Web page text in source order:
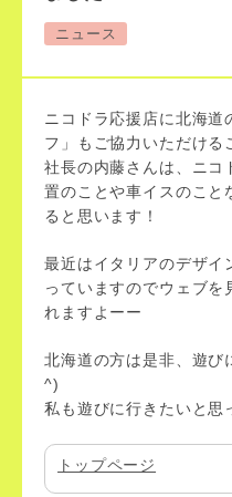
ニュース
ニコドラ応援店に北海道
フ」もご協力いただける
社長の内藤さんは、ニコ
置のことや車イスのこと
ると思います！
最近はイタリアのデザイ
っていますのでウェブを
れますよーー
北海道の方は是非、遊び
^)
私も遊びに行きたいと思
トップページ